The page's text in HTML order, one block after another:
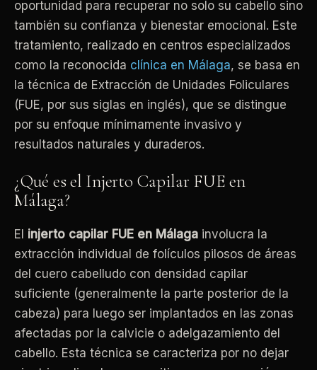
oportunidad para recuperar no solo su cabello sino
también su confianza y bienestar emocional. Este
tratamiento, realizado en centros especializados
como la reconocida clínica en Málaga, se basa en
la técnica de Extracción de Unidades Foliculares
(FUE, por sus siglas en inglés), que se distingue
por su enfoque mínimamente invasivo y
resultados naturales y duraderos.
¿Qué es el Injerto Capilar FUE en
Málaga?
El injerto capilar FUE en Málaga involucra la
extracción individual de folículos pilosos de áreas
del cuero cabelludo con densidad capilar
suficiente (generalmente la parte posterior de la
cabeza) para luego ser implantados en las zonas
afectadas por la calvicie o adelgazamiento del
cabello. Esta técnica se caracteriza por no dejar